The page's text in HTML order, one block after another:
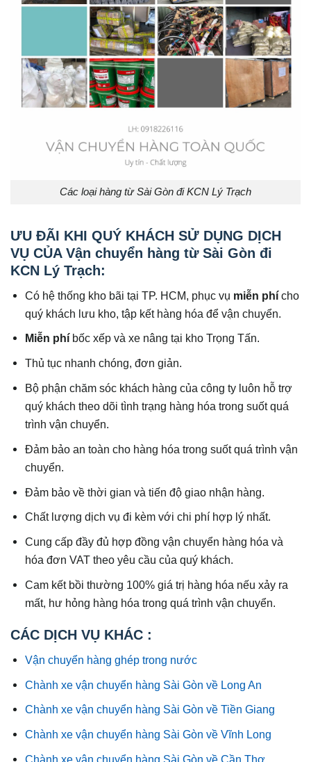
Các loại hàng từ Sài Gòn đi KCN Lý Trạch
ƯU ĐÃI KHI QUÝ KHÁCH SỬ DỤNG DỊCH
VỤ CỦA Vận chuyển hàng từ Sài Gòn đi
KCN Lý Trạch:
Có hệ thống kho bãi tại TP. HCM, phục vụ miễn phícho
quý khách lưu kho, tập kết hàng hóa để vận chuyển.
Miễn phí bốc xếp và xe nâng tại kho Trọng Tấn.
Thủ tục nhanh chóng, đơn giản.
Bộ phận chăm sóc khách hàng của công ty luôn hỗ trợ
quý khách theo dõi tình trạng hàng hóa trong suốt quá
trình vận chuyển.
Đảm bảo an toàn cho hàng hóa trong suốt quá trình vận
chuyển.
Đảm bảo về thời gian và tiến độ giao nhận hàng.
Chất lượng dịch vụ đi kèm với chi phí hợp lý nhất.
Cung cấp đầy đủ hợp đồng vận chuyển hàng hóa và
hóa đơn VAT theo yêu cầu của quý khách.
Cam kết bồi thường 100% giá trị hàng hóa nếu xảy ra
mất, hư hỏng hàng hóa trong quá trình vận chuyển.
CÁC DỊCH VỤ KHÁC :
Vận chuyển hàng ghép trong nước
Chành xe vận chuyển hàng Sài Gòn về Long An
Chành xe vận chuyển hàng Sài Gòn về Tiền Giang
Chành xe vận chuyển hàng Sài Gòn về Vĩnh Long
Chành xe vận chuyển hàng Sài Gòn về Cần Thơ